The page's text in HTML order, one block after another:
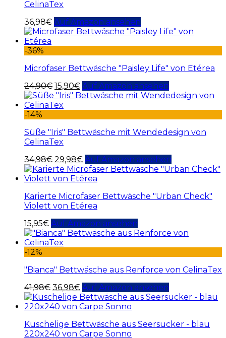
CelinaTex
36,98€ Auf Amazon ansehen
-36%
Microfaser Bettwäsche "Paisley Life" von Etérea
24,90€ 15,90€ Auf Amazon ansehen
-14%
Süße "Iris" Bettwäsche mit Wendedesign von
CelinaTex
34,98€ 29,98€ Auf Amazon ansehen
Karierte Microfaser Bettwäsche "Urban Check"
Violett von Etérea
15,95€ Auf Amazon ansehen
-12%
"Bianca" Bettwäsche aus Renforce von CelinaTex
41,98€ 36,98€ Auf Amazon ansehen
Kuschelige Bettwäsche aus Seersucker - blau
220x240 von Carpe Sonno